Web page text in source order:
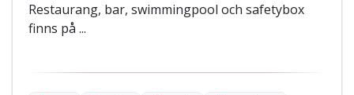
Restaurang, bar, swimmingpool och safetybox
finns på ...